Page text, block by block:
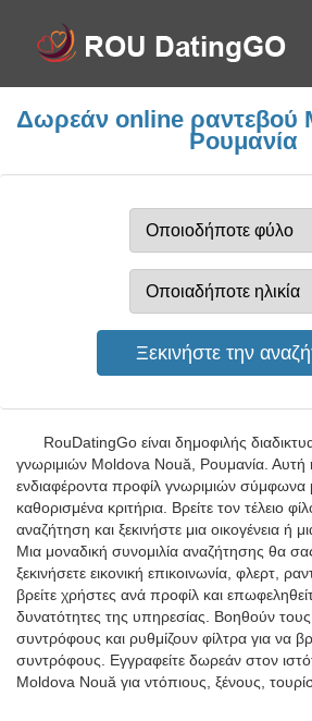
Δωρεάν online ραντεβού
Ρουμανία
RouDatingGo είναι δημοφιλής
γνωριμιών Moldova Nouă, Ρουμανία. Αυτή η
ενδιαφέροντα προφίλ γνωριμιών σύμφωνα
καθορισμένα κριτήρια. Βρείτε τον τέλειο
αναζήτηση και ξεκινήστε μια οικογένεια ή
Μια μοναδική συνομιλία αναζήτησης θα
ξεκινήσετε εικονική επικοινωνία, φλερτ,
βρείτε χρήστες ανά προφίλ και
δυνατότητες της υπηρεσίας. Βοηθούν
συντρόφους και ρυθμίζουν φίλτρα για να
συντρόφους. Εγγραφείτε δωρεάν στον
Moldova Nouă για ντόπιους, ξένους,